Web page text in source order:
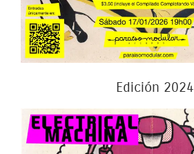
Edición 2024